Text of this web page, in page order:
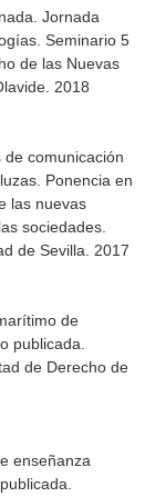
Jornada
Seminario 5
de las Nuevas
2018
de comunicación
Ponencia en
las nuevas
sociedades.
de Sevilla. 2017
de
publicada.
de Derecho de
enseñanza